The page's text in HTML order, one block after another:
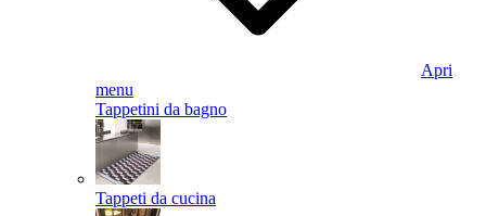
Apri
menu
Tappetini da bagno
Tappeti da cucina